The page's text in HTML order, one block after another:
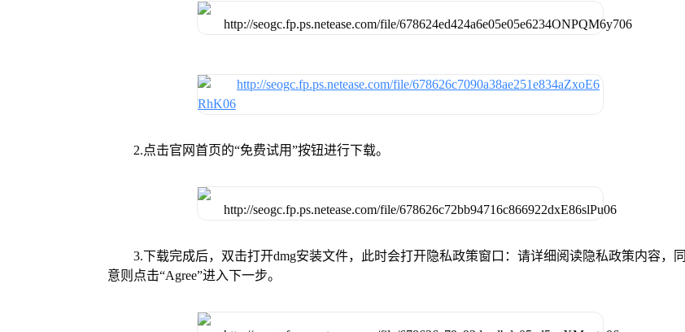
2.点击官网首页的“免费试用”按钮进行下载。
3.下载完成后，双击打开dmg安装文件，此时会打开隐私政策窗口：请详细阅读隐私政策内容，同
意则点击“Agree”进入下一步。